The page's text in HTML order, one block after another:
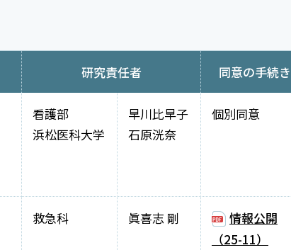
研究責任者 同意の手続き
看護部
浜松医科大学
早川比早子
石原洸奈
個別同意
救急科 眞喜志 剛
情報公開
（25-11）